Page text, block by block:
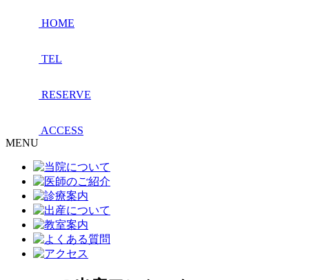
HOME
TEL
RESERVE
ACCESS
MENU